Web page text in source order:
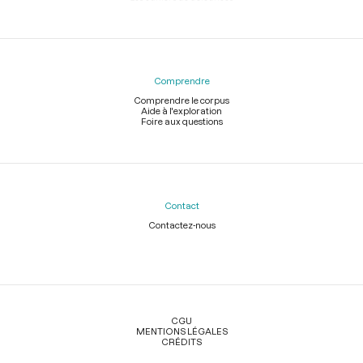
Comprendre
Comprendre le corpus
Aide à l'exploration
Foire aux questions
Contact
Contactez-nous
Légal
CGU
MENTIONS LÉGALES
CRÉDITS